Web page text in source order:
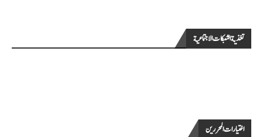
تغذية الشبكات الاجتماعية
اختيارات المحررين